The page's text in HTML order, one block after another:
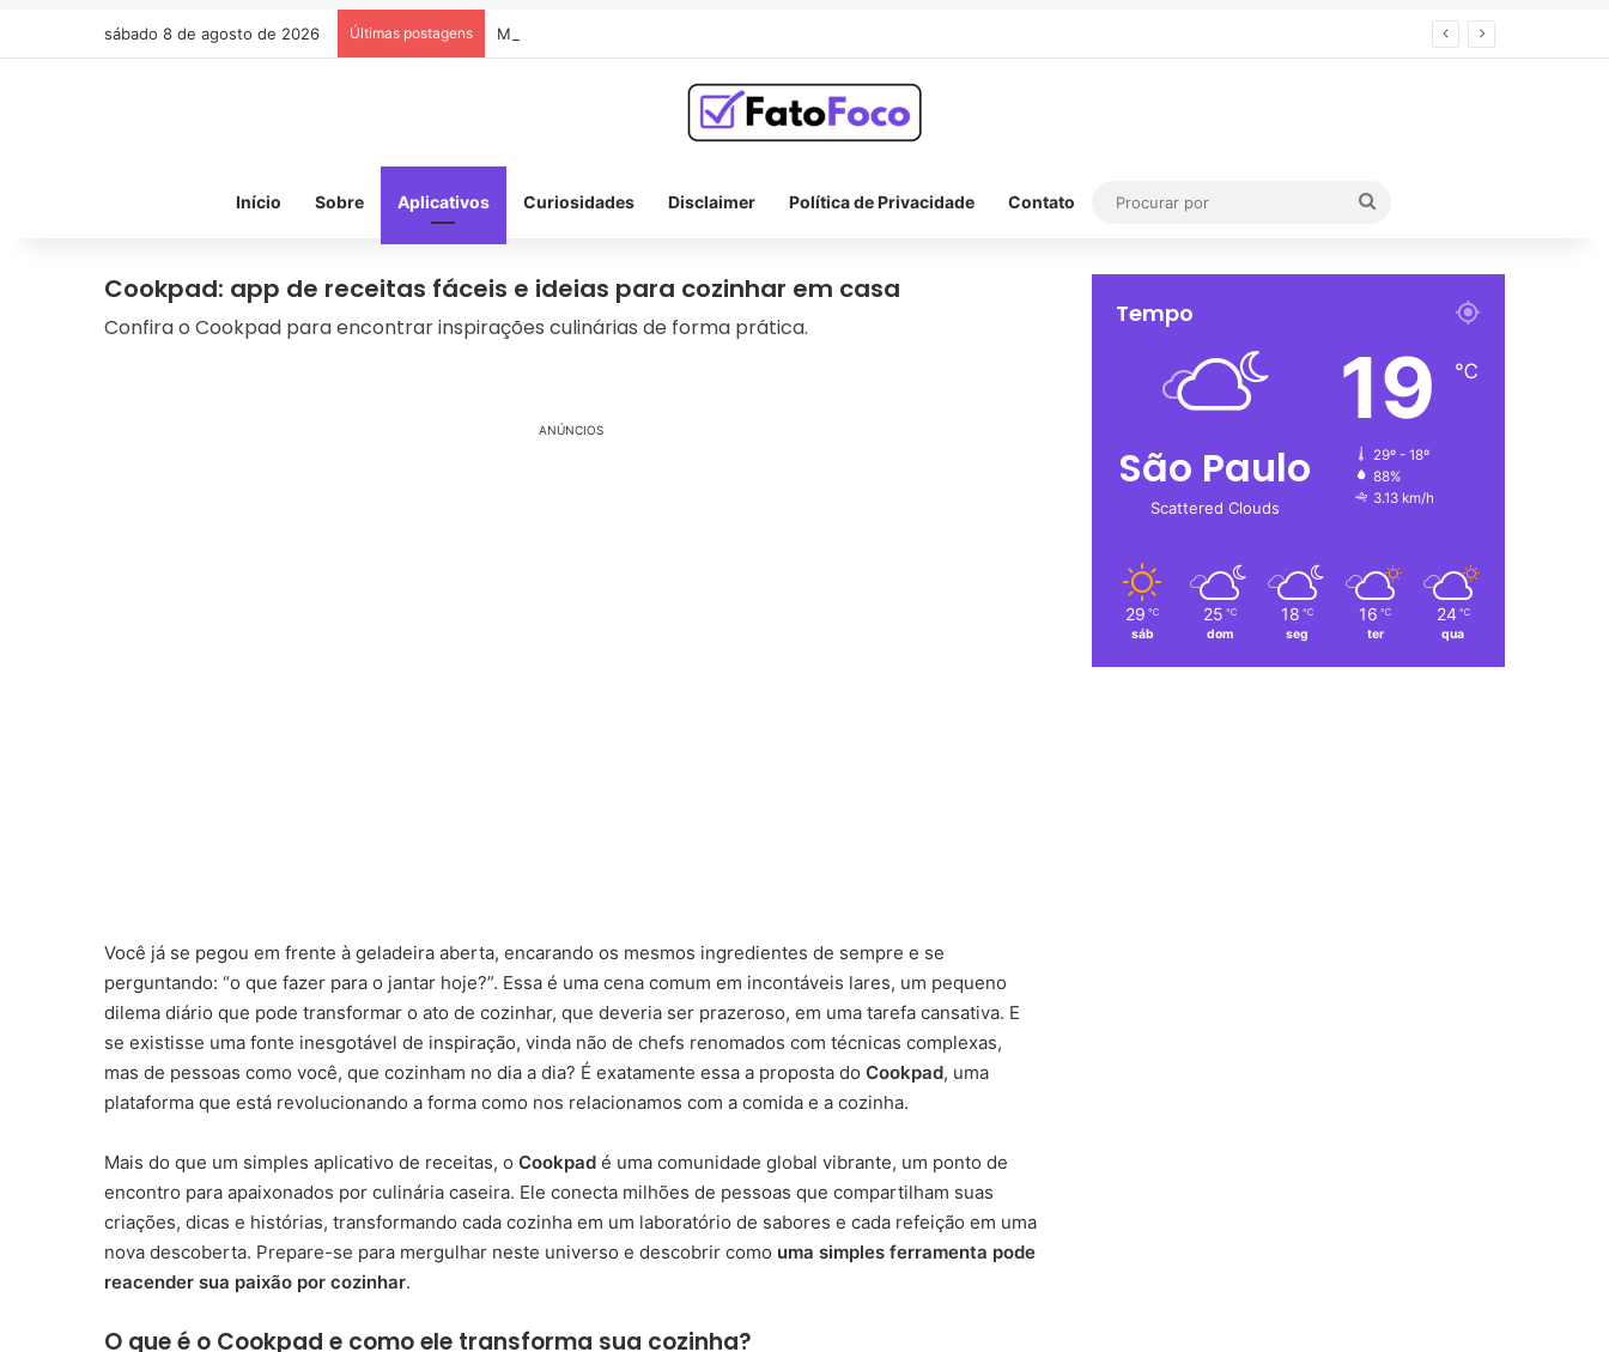
sábado 8 de agosto de 2026 Últimas postagens Medicina antiga: 10 práticas curiosas que moldaram a saúde
Início Sobre Aplicativos Curiosidades Disclaimer Política de Privacidade Contato
Procurar
Cookpad: app de receitas fáceis e ideias para cozinhar em casa
Confira o Cookpad para encontrar inspirações culinárias de forma prática.
ANÚNCIOS
Você já se pegou em frente à geladeira aberta, encarando os mesmos ingredientes de sempre e se
perguntando: “o que fazer para o jantar hoje?”. Essa é uma cena comum em incontáveis lares, um pequeno
dilema diário que pode transformar o ato de cozinhar, que deveria ser prazeroso, em uma tarefa cansativa. E
se existisse uma fonte inesgotável de inspiração, vinda não de chefs renomados com técnicas complexas,
mas de pessoas como você, que cozinham no dia a dia? É exatamente essa a proposta do Cookpad, uma
plataforma que está revolucionando a forma como nos relacionamos com a comida e a cozinha.
Mais do que um simples aplicativo de receitas, o Cookpad é uma comunidade global vibrante, um ponto de
encontro para apaixonados por culinária caseira. Ele conecta milhões de pessoas que compartilham suas
criações, dicas e histórias, transformando cada cozinha em um laboratório de sabores e cada refeição em uma
nova descoberta. Prepare-se para mergulhar neste universo e descobrir como uma simples ferramenta pode
reacender sua paixão por cozinhar.
O que é o Cookpad e como ele transforma sua cozinha?
Tempo
São Paulo
Scattered Clouds
19 ℃
29º - 18º
88%
3.13 km/h
29 ℃
sáb
25 ℃
dom
18 ℃
seg
16 ℃
ter
24 ℃
qua